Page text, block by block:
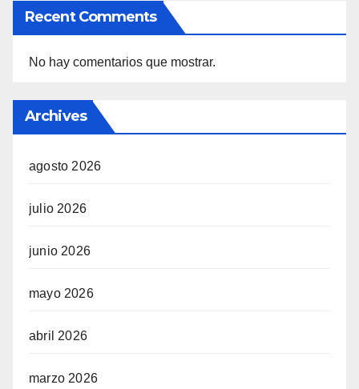
Recent Comments
No hay comentarios que mostrar.
Archives
agosto 2026
julio 2026
junio 2026
mayo 2026
abril 2026
marzo 2026